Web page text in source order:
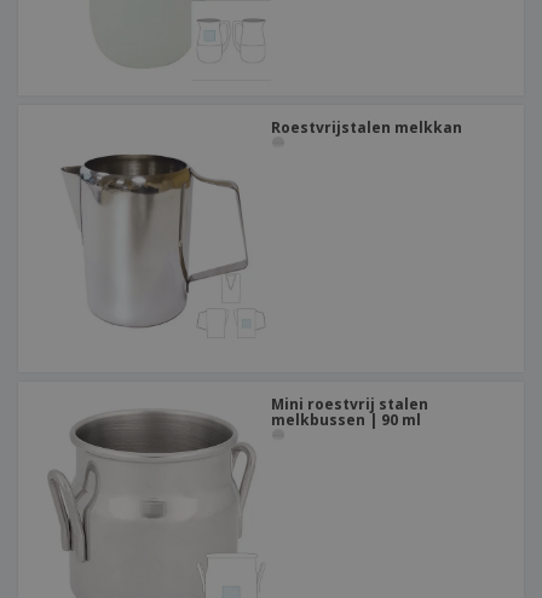
Roestvrijstalen melkkan
Mini roestvrij stalen
melkbussen | 90 ml